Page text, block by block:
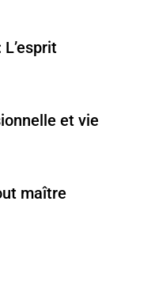
et vie
maître